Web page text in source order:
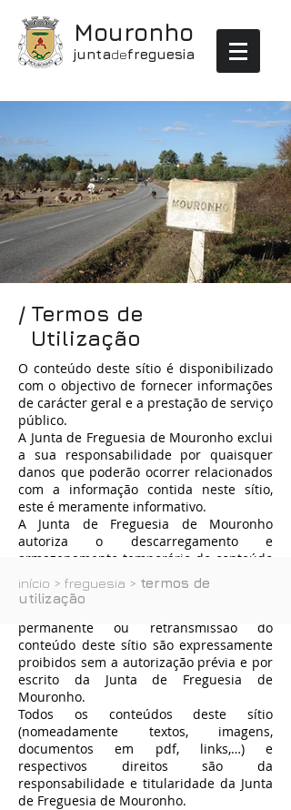
Mouronho
juntadefreguesia
/ Termos de
Utilização
O conteúdo deste sítio é disponibilizado
com o objectivo de fornecer informações
de carácter geral e a prestação de serviço
público.
A Junta de Freguesia de Mouronho exclui
a sua responsabilidade por quaisquer
danos que poderão ocorrer relacionados
com a informação contida neste sítio,
este é meramente informativo.
A Junta de Freguesia de Mouronho
autoriza o descarregamento e
armazenamento temporário do conteúdo
deste sítio para efeitos de visionamento
do mesmo num computador pessoal. A
reprodução, armazenamento
permanente ou retransmissão do
conteúdo deste sítio são expressamente
proibidos sem a autorização prévia e por
escrito da Junta de Freguesia de
Mouronho.
Todos os conteúdos deste sítio
(nomeadamente textos, imagens,
documentos em pdf, links,…) e
respectivos direitos são da
responsabilidade e titularidade da Junta
de Freguesia de Mouronho.
início > freguesia > termos de
utilização